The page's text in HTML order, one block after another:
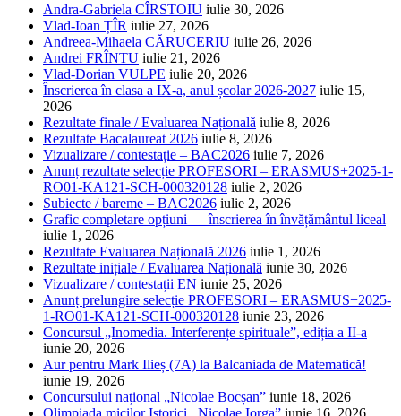
Andra-Gabriela CÎRSTOIU iulie 30, 2026
Vlad-Ioan ȚÎR iulie 27, 2026
Andreea-Mihaela CĂRUCERIU iulie 26, 2026
Andrei FRÎNTU iulie 21, 2026
Vlad-Dorian VULPE iulie 20, 2026
Înscrierea în clasa a IX-a, anul școlar 2026-2027 iulie 15,
2026
Rezultate finale / Evaluarea Națională iulie 8, 2026
Rezultate Bacalaureat 2026 iulie 8, 2026
Vizualizare / contestație – BAC2026 iulie 7, 2026
Anunț rezultate selecție PROFESORI – ERASMUS+2025-1-
RO01-KA121-SCH-000320128 iulie 2, 2026
Subiecte / bareme – BAC2026 iulie 2, 2026
Grafic completare opțiuni — înscrierea în învățământul liceal
iulie 1, 2026
Rezultate Evaluarea Națională 2026 iulie 1, 2026
Rezultate inițiale / Evaluarea Națională iunie 30, 2026
Vizualizare / contestații EN iunie 25, 2026
Anunț prelungire selecție PROFESORI – ERASMUS+2025-
1-RO01-KA121-SCH-000320128 iunie 23, 2026
Concursul „Inomedia. Interferențe spirituale”, ediția a II-a
iunie 20, 2026
Aur pentru Mark Ilieș (7A) la Balcaniada de Matematică!
iunie 19, 2026
Concursului național „Nicolae Bocșan” iunie 18, 2026
Olimpiada micilor Istorici ,,Nicolae Iorga” iunie 16, 2026